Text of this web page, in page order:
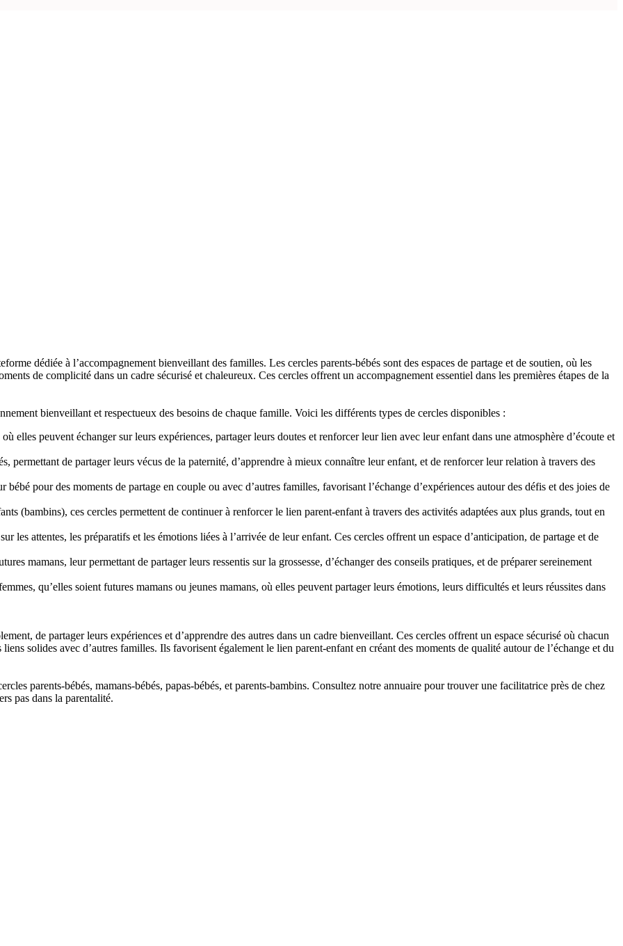
dédiée à l’accompagnement bienveillant des familles. Les cercles parents-bébés sont des espaces de partage et de soutien, où les
de complicité dans un cadre sécurisé et chaleureux. Ces cercles offrent un accompagnement essentiel dans les premières étapes de la
bienveillant et respectueux des besoins de chaque famille. Voici les différents types de cercles disponibles :
elles peuvent échanger sur leurs expériences, partager leurs doutes et renforcer leur lien avec leur enfant dans une atmosphère d’écoute et
permettant de partager leurs vécus de la paternité, d’apprendre à mieux connaître leur enfant, et de renforcer leur relation à travers des
bébé pour des moments de partage en couple ou avec d’autres familles, favorisant l’échange d’expériences autour des défis et des joies de
(bambins), ces cercles permettent de continuer à renforcer le lien parent-enfant à travers des activités adaptées aux plus grands, tout en
les attentes, les préparatifs et les émotions liées à l’arrivée de leur enfant. Ces cercles offrent un espace d’anticipation, de partage et de
mamans, leur permettant de partager leurs ressentis sur la grossesse, d’échanger des conseils pratiques, et de préparer sereinement
qu’elles soient futures mamans ou jeunes mamans, où elles peuvent partager leurs émotions, leurs difficultés et leurs réussites dans
de partager leurs expériences et d’apprendre des autres dans un cadre bienveillant. Ces cercles offrent un espace sécurisé où chacun
solides avec d’autres familles. Ils favorisent également le lien parent-enfant en créant des moments de qualité autour de l’échange et du
parents-bébés, mamans-bébés, papas-bébés, et parents-bambins. Consultez notre annuaire pour trouver une facilitatrice près de chez
pas dans la parentalité.